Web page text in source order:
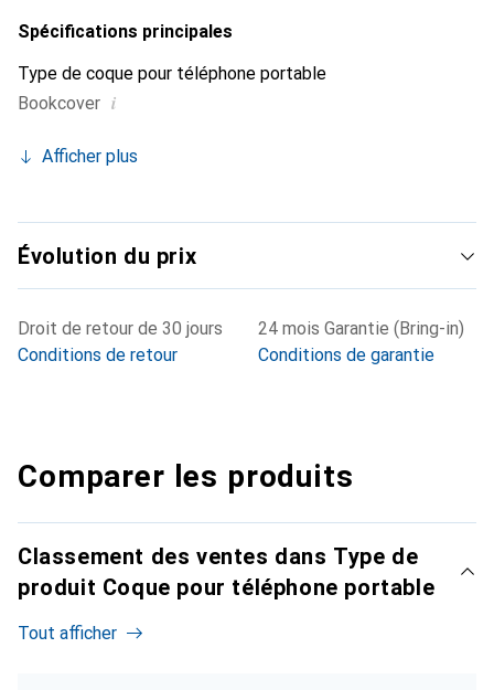
Spécifications principales
Type de coque pour téléphone portable
Bookcover i
Afficher plus
Évolution du prix
Droit de retour de 30 jours
Conditions de retour
24 mois Garantie (Bring-in)
Conditions de garantie
Comparer les produits
Classement des ventes dans Type de
produit Coque pour téléphone portable
Tout afficher